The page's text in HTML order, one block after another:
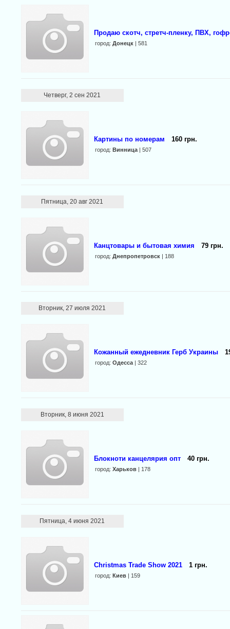
Продаю скотч, стретч-пленку, ПВХ,
город: Донецк| 581
Четверг, 2 сен 2021
Картины по номерам 160 грн.
город: Винница| 507
Пятница, 20 авг 2021
Канцтовары и бытовая химия 79 грн.
город: Днепропетровск| 188
Вторник, 27 июля 2021
Кожанный ежедневник Герб Украины
город: Одесса| 322
Вторник, 8 июня 2021
Блокноти канцелярия опт 40 грн.
город: Харьков| 178
Пятница, 4 июня 2021
Christmas Trade Show 2021 1 грн.
город: Киев| 159